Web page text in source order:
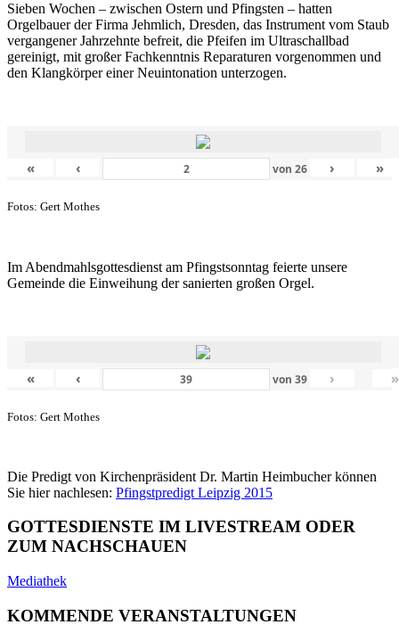
Sieben Wochen – zwischen Ostern und Pfingsten – hatten
Orgelbauer der Firma Jehmlich, Dresden, das Instrument vom Staub
vergangener Jahrzehnte befreit, die Pfeifen im Ultraschallbad
gereinigt, mit großer Fachkenntnis Reparaturen vorgenommen und
den Klangkörper einer Neuintonation unterzogen.
« ‹ von26 › »
Fotos: Gert Mothes
Im Abendmahlsgottesdienst am Pfingstsonntag feierte unsere
Gemeinde die Einweihung der sanierten großen Orgel.
« ‹ von39 › »
Fotos: Gert Mothes
Die Predigt von Kirchenpräsident Dr. Martin Heimbucher können
Sie hier nachlesen: Pfingstpredigt Leipzig 2015
GOTTESDIENSTE IM LIVESTREAM ODER
ZUM NACHSCHAUEN
Mediathek
KOMMENDE VERANSTALTUNGEN